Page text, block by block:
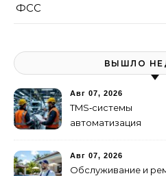
ФСС
ВЫШЛО
Авг 07, 2026
TMS‑системы
автоматизация
Авг 07, 2026
Обслуживание и